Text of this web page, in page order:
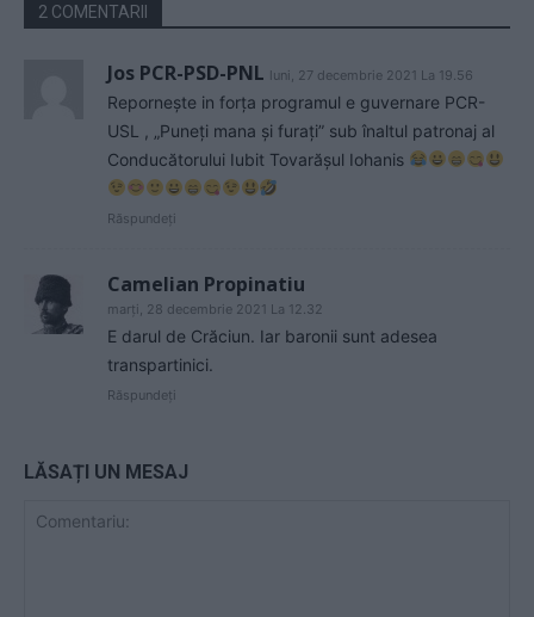
2 COMENTARII
Jos PCR-PSD-PNL luni, 27 decembrie 2021 La 19.56
Repornește in forța programul e guvernare PCR-
USL , „Puneți mana și furați” sub înaltul patronaj al
Conducătorului Iubit Tovarășul Iohanis
Răspundeți
Camelian Propinatiu
marți, 28 decembrie 2021 La 12.32
E darul de Crăciun. Iar baronii sunt adesea
transpartinici.
Răspundeți
LĂSAȚI UN MESAJ